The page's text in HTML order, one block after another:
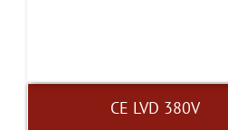
CE LVD 380V